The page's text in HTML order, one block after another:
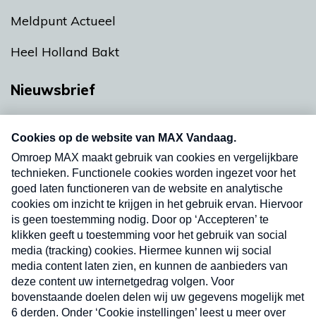
Meldpunt Actueel
Heel Holland Bakt
Nieuwsbrief
nieuwsbrief. Elke vrijdag- en dinsdagochtend in
uw mailbox.
Verzend